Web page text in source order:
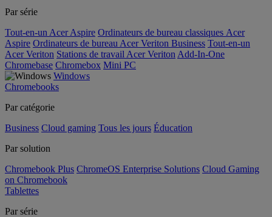
Par série
Tout-en-un Acer Aspire Ordinateurs de bureau classiques Acer
Aspire Ordinateurs de bureau Acer Veriton Business Tout-en-un
Acer Veriton Stations de travail Acer Veriton Add-In-One
Chromebase Chromebox Mini PC
Windows
Chromebooks
Par catégorie
Business Cloud gaming Tous les jours Éducation
Par solution
Chromebook Plus ChromeOS Enterprise Solutions Cloud Gaming
on Chromebook
Tablettes
Par série